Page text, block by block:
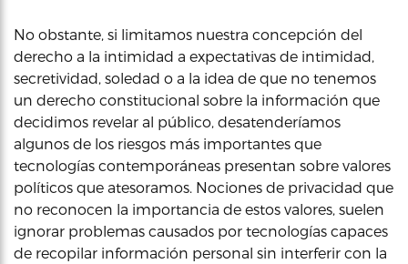
No obstante, si limitamos nuestra concepción del
derecho a la intimidad a expectativas de intimidad,
secretividad, soledad o a la idea de que no tenemos
un derecho constitucional sobre la información que
decidimos revelar al público, desatenderíamos
algunos de los riesgos más importantes que
tecnologías contemporáneas presentan sobre valores
políticos que atesoramos. Nociones de privacidad que
no reconocen la importancia de estos valores, suelen
ignorar problemas causados por tecnologías capaces
de recopilar información personal sin interferir con la